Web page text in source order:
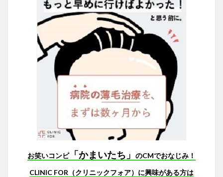
お笑いコンビ「かまいたち」 のCMでおなじみ！
CLINIC FOR（クリニックフォア）に興味がある方は